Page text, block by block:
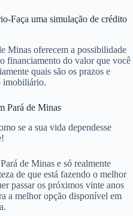
Faça uma simulação de crédito
Minas oferecem a possibilidade
financiamento do valor que você
quais são os prazos e
imobiliário.
Pará de Minas
se a sua vida dependesse
de Minas e só realmente
de que está fazendo o melhor
passar os próximos vinte anos
a melhor opção disponível em